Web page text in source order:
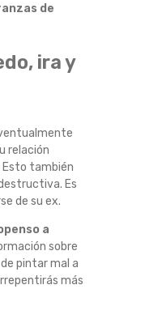
de
ira y
relación
también
Es
de su ex.
a
sobre
pintar mal a
más